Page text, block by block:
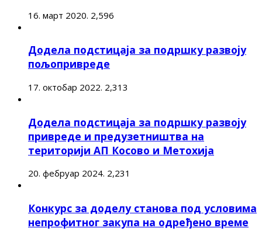
16. март 2020. 2,596
Додела подстицаја за подршку развоју
пољопривреде
17. октобар 2022. 2,313
Додела подстицаја за подршку развоју
привреде и предузетништва на
територији АП Косово и Метохија
20. фебруар 2024. 2,231
Конкурс за доделу станова под условима
непрофитног закупа на одређено време